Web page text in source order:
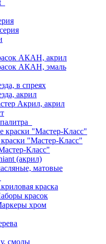
АКАН, акрил
АКАН, эмаль
в спреях
акрил
Акрил, акрил
краски "Мастер-Класс"
"Мастер-Класс"
Класс"
(акрил)
матовые
краска
красок
хром
смолы